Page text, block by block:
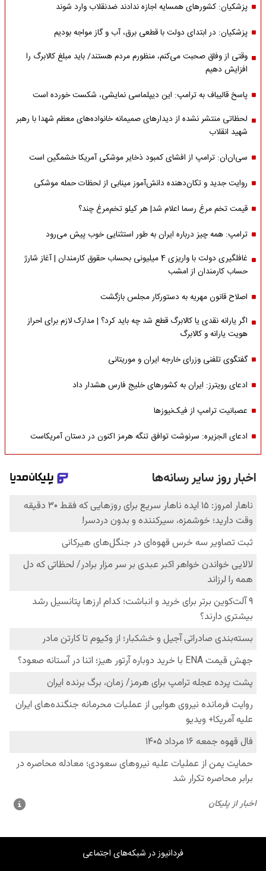
پزشکیان: کشورهای همسایه اجازه ندادند ضدنقلاب وارد شوند
پزشکیان: در ابتدای دولت با قطعی برق، آب و گاز مواجه بودیم
وقتی از وفاق صحبت می‌کنم، منظورم مردم هستند/ باید مبلغ کالابرگ را
افزایش دهیم
پاسخ قالیباف به ترامپ: این دیپلماسی نمایشی، شکست خورده است
لحظاتی منتشر نشده از دیدارهای صمیمانه خانواده‌های معظم شهدا با رهبر
شهید انقلاب
سی‌ان‌ان: ترامپ از افشای کمبود ذخایر موشکی آمریکا خشمگین است
روایت جدید و تکان‌دهنده دانش‌آموز مینابی از لحظات حمله موشکی
قیمت تخم مرغ رسما اعلام شد| هر کیلو تخم‌مرغ چند؟
ترامپ: همه چیز درباره ایران به طور استثنایی خوب پیش می‌رود
غافلگیری دولت با واریزی 4 میلیونی بحساب حقوق کارمندان | آغاز شارژ
حساب کارمندان از امشب
اصلاح قانون مهریه به دستورکار مجلس بازگشت
اگر یارانه نقدی یا کالابرگ قطع شد چه باید کرد؟ | مدارک لازم برای احراز
هویت یارانه و کالابرگ
گفتگوی تلفنی وزرای خارجه ایران و موریتانی
ادعای رویترز: ایران به کشورهای خلیج فارس هشدار داد
عصبانیت ترامپ از فیک‌نیوزها
ادعای الجزیره: سرنوشت توافق تنگه هرمز اکنون در دستان آمریکاست
فردانیوز در شبکه‌های اجتماعی